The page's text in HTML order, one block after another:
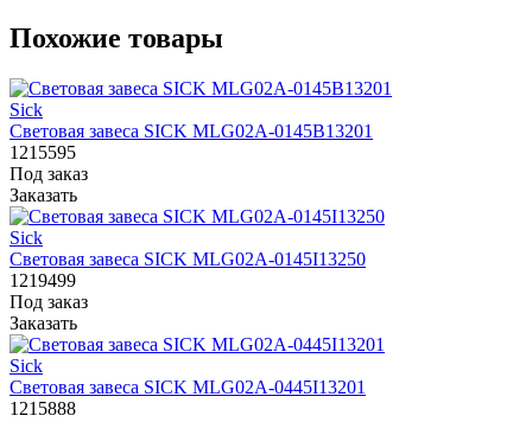
Похожие товары
Sick
Световая завеса SICK MLG02A-0145B13201
1215595
Под заказ
Заказать
Sick
Световая завеса SICK MLG02A-0145I13250
1219499
Под заказ
Заказать
Sick
Световая завеса SICK MLG02A-0445I13201
1215888